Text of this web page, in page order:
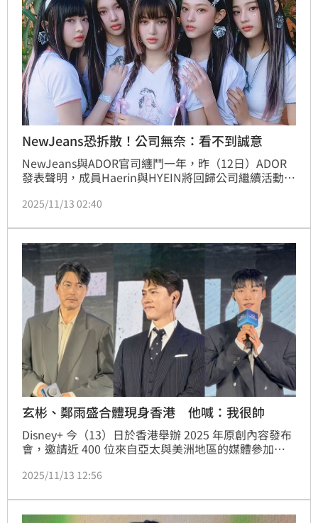
NewJeans恐拆散！公司無奈：看不到誠意
NewJeans與ADOR官司纏鬥一年，昨（12日）ADOR
發表聲明，成員Haerin與HYEIN將回歸公司繼續活動；
宣布」回歸。記者林汝珊
2025/11/13 02:40
玄彬、鄭雨盛合體現身香港 他喊：我很帥
Disney+ 今（13）日於香港舉辦 2025 年原創內容發布
會，邀請近 400 位來自亞太與美洲地區的媒體參加，
Korea）正式公開，由《毒梟》、《萬惡新世界》導演
司，預計 2026 年上線。
2025/11/13 12:56